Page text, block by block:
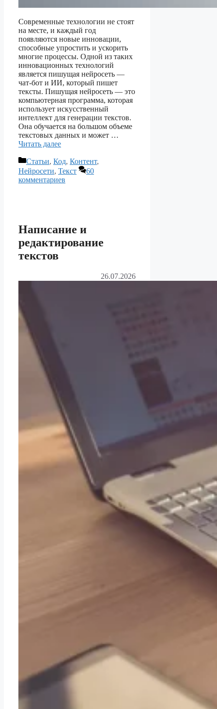
Современные технологии не стоят
на месте, и каждый год
появляются новые инновации,
способные упростить и ускорить
многие процессы. Одной из таких
инновационных технологий
является пишущая нейросеть —
чат-бот и ИИ, который пишет
тексты. Пишущая нейросеть — это
компьютерная программа, которая
использует искусственный
интеллект для генерации текстов.
Она обучается на большом объеме
текстовых данных и может …
Читать далее
Рубрики
Статьи, Код, Контент,
Нейросети, Текст
60
комментариев
Написание и
редактирование
текстов
26.07.2026